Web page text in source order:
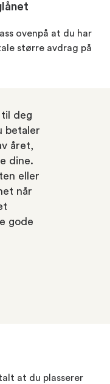
ovenpå at du har
større avdrag på
deg
betaler
året,
dine.
eller
når
gode
at du plasserer